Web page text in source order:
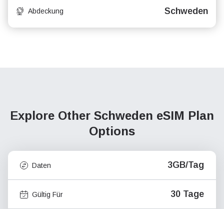
Abdeckung Schweden
Explore Other Schweden eSIM Plan
Options
Daten 3GB/Tag
Gültig Für 30 Tage